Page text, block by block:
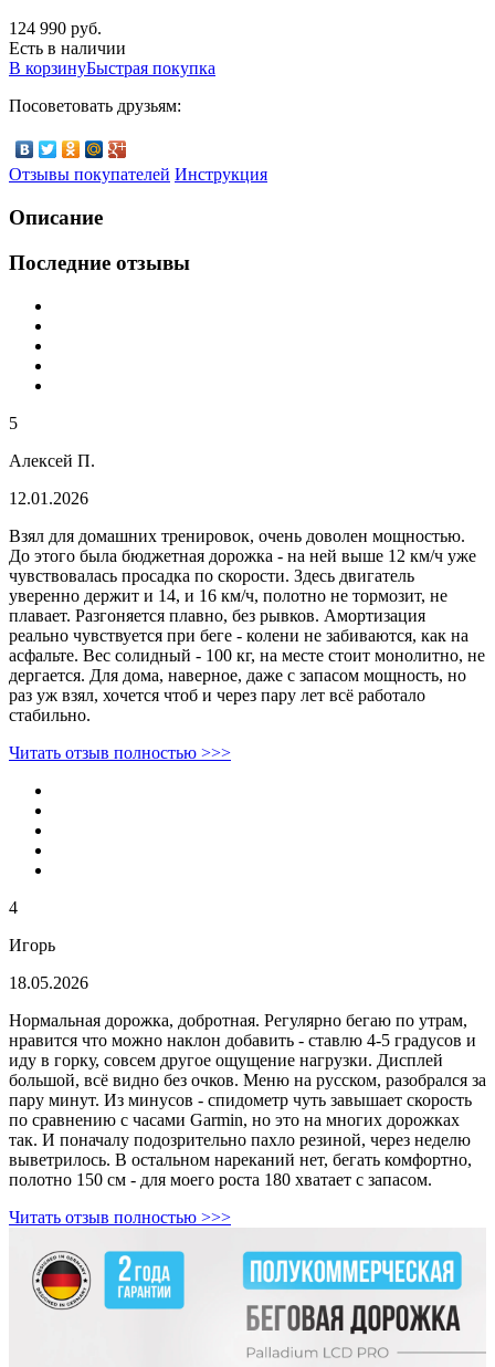
124 990 руб.
Есть в наличии
В корзинуБыстрая покупка
Посоветовать друзьям:
Отзывы покупателей Инструкция
Описание
Последние отзывы
5
Алексей П.
12.01.2026
Взял для домашних тренировок, очень доволен мощностью.
До этого была бюджетная дорожка - на ней выше 12 км/ч уже
чувствовалась просадка по скорости. Здесь двигатель
уверенно держит и 14, и 16 км/ч, полотно не тормозит, не
плавает. Разгоняется плавно, без рывков. Амортизация
реально чувствуется при беге - колени не забиваются, как на
асфальте. Вес солидный - 100 кг, на месте стоит монолитно, не
дергается. Для дома, наверное, даже с запасом мощность, но
раз уж взял, хочется чтоб и через пару лет всё работало
стабильно.
Читать отзыв полностью >>>
4
Игорь
18.05.2026
Нормальная дорожка, добротная. Регулярно бегаю по утрам,
нравится что можно наклон добавить - ставлю 4-5 градусов и
иду в горку, совсем другое ощущение нагрузки. Дисплей
большой, всё видно без очков. Меню на русском, разобрался за
пару минут. Из минусов - спидометр чуть завышает скорость
по сравнению с часами Garmin, но это на многих дорожках
так. И поначалу подозрительно пахло резиной, через неделю
выветрилось. В остальном нареканий нет, бегать комфортно,
полотно 150 см - для моего роста 180 хватает с запасом.
Читать отзыв полностью >>>